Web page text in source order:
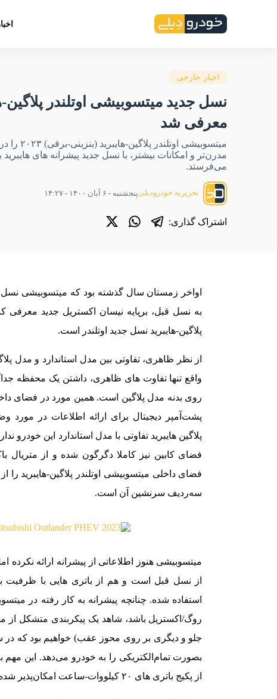
اخبار خارجی
نسل جدید میتسوبیشی اوتلندر پلاگین-
معرفی شد
میتسوبیشی
مدرن‌تر و امکانات بیشتر، با نسل جدید پیشرانه های هایبرید
می‌فرستد.
تحریریه خودرودیلیپنجشنبه - ۶ آبان ۱۴۰۰ - ۱۴:۲۷
اشتراک گذاری:
اواخر زمستان سال گذشته بود که میتسوبیشی
به نسل قبل، برپایه نیسان اکستریل جدید
پلاگین-هایبرید نسل جدید اوتلندر است.
از نظر ظاهری، تفاوتی بین مدل استاندارد و مدل
روی بدنه مدل پلاگین است. همین مورد در فضای
پشت‌آمپر دیجیتال برای ارائه اطلاعات در مورد
پلاگین هایبرید تفاوتی با مدل استاندارد این
فضای کابین نیز کاملا دگرگون شده و از
فضای داخلی میتسوبیشی اوتلندر پلاگین-هایبرید را
سه‌ردیف سرنشین آن است.
میتسوبیشی هنوز اطلاعاتی از پیشرانه ارائه نکرده
از نسل قبل است و هم از باتری هایی با ظرفیت
استفاده شده. چنانچه پیشرانه به کار رفته در
روگ/اکستریل باشد، شاهد یک پیکربندی متشکل از
بصورت تمام‌الکتریکی را به خودرو می‌دهد. این
از پکیج باتری های ۲۰ کیلووات-ساعت امکان‌پذیر شده است.